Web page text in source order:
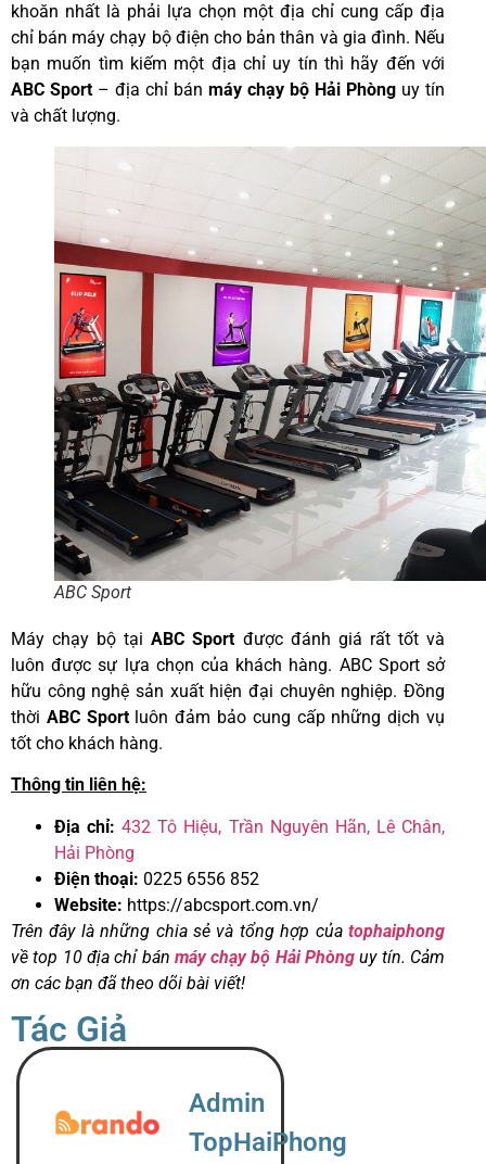
khoăn nhất là phải lựa chọn một địa chỉ cung cấp địa
chỉ bán máy chạy bộ điện cho bản thân và gia đình. Nếu
bạn muốn tìm kiếm một địa chỉ uy tín thì hãy đến với
ABC Sport – địa chỉ bán máy chạy bộ Hải Phòng uy tín
và chất lượng.
ABC Sport
Máy chạy bộ tạiABC Sport được đánh giá rất tốt và
luôn được sự lựa chọn của khách hàng. ABC Sport sở
hữu công nghệ sản xuất hiện đại chuyên nghiệp. Đồng
thời ABC Sportluôn đảm bảo cung cấp những dịch vụ
tốt cho khách hàng.
Thông tin liên hệ:
Địa chỉ: 432 Tô Hiệu, Trần Nguyên Hãn, Lê Chân,
Hải Phòng
Điện thoại: 0225 6556 852
Website: https://abcsport.com.vn/
Trên đây là những chia sẻ và tổng hợp của tophaiphong
về top 10 địa chỉ bán máy chạy bộ Hải Phòng uy tín. Cảm
ơn các bạn đã theo dõi bài viết!
Tác Giả
Admin
TopHaiPhong